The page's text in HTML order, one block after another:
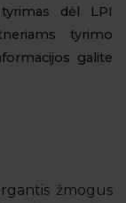
dėl LPI
tyrimo
galite
žmogus